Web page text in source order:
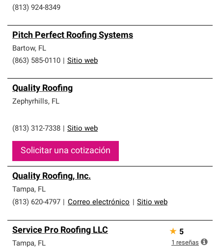
(813) 924-8349
Pitch Perfect Roofing Systems
Bartow, FL
(863) 585-0110
Sitio web
Quality Roofing
Zephyrhills, FL
(813) 312-7338 Sitio web
Solicitar una cotización
Quality Roofing, Inc.
Tampa, FL
(813) 620-4797
Correo electrónico Sitio web
Service Pro Roofing LLC
Tampa, FL
★ 5
1 reseñas